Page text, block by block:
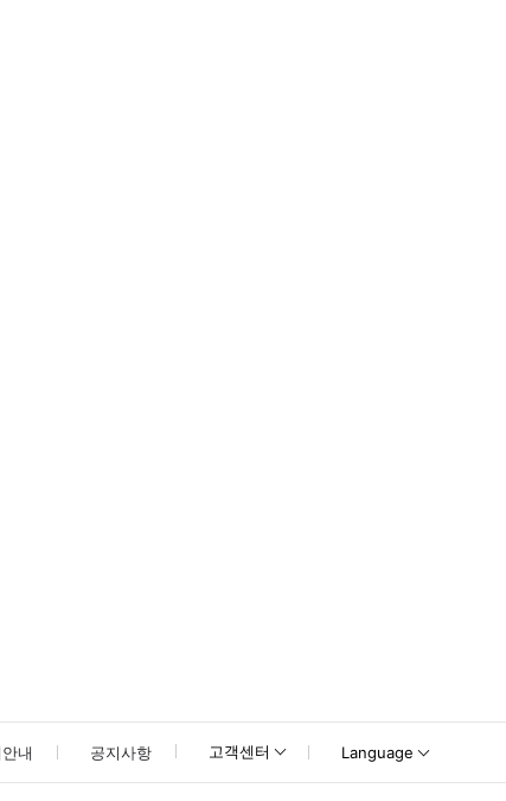
다.)
내 공지사항 고객센터 Language